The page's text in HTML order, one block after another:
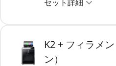
セット詳細
K2 + フィラメ
ン）